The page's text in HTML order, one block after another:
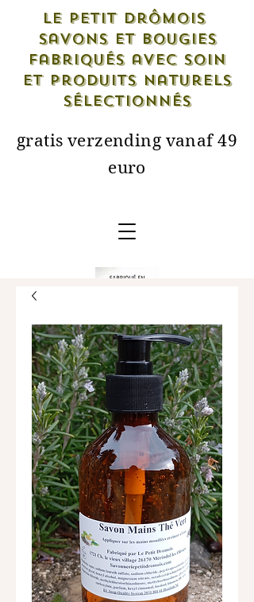
Le petit drômois
savons et bougies
fabriqués avec soin
et produits naturels
sélectionnés
gratis verzending vanaf 49
euro